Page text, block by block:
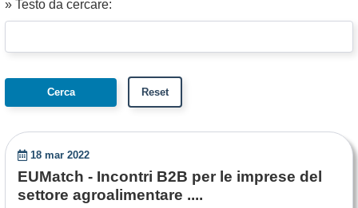
» Testo da cercare:
18 mar 2022
EUMatch - Incontri B2B per le imprese del
settore agroalimentare ....